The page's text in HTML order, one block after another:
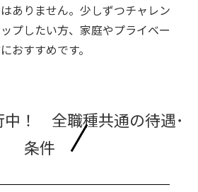
ありません。少しずつチャレン
プしたい方、家庭やプライベー
おすすめです。
中！ 全職種共通の待遇･
条件